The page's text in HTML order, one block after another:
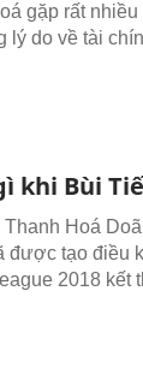
gặp rất
lý do về tài
khi Bùi
Hoá
được tạo điều
2018 kết